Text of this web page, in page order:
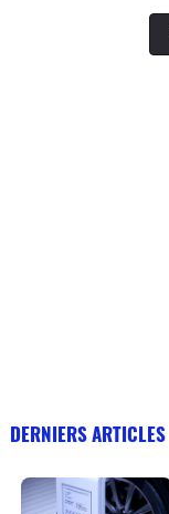
DERNIERS ARTICLES